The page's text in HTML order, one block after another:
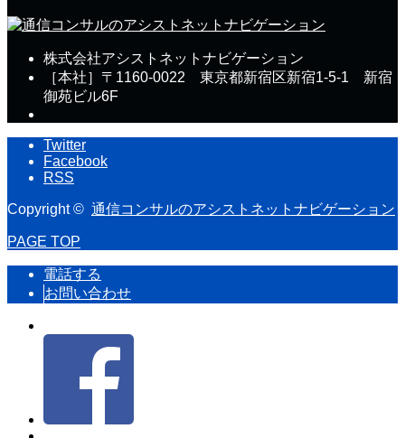
株式会社アシストネットナビゲーション
［本社］〒1160-0022 東京都新宿区新宿1-5-1 新宿
御苑ビル6F
Twitter
Facebook
RSS
Copyright © 通信コンサルのアシストネットナビゲーション
PAGE TOP
電話する
お問い合わせ